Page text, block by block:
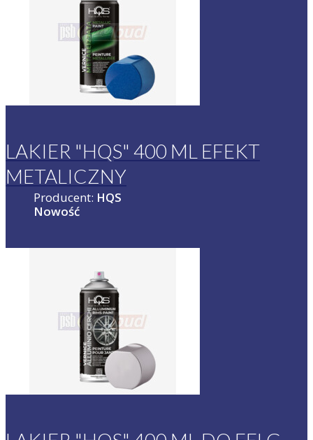
LAKIER "HQS" 400 ML EFEKT
METALICZNY
Producent: HQS
Nowość